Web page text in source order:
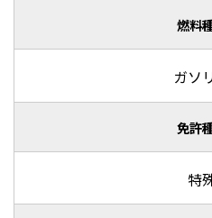
燃料
ガソ
免許
特